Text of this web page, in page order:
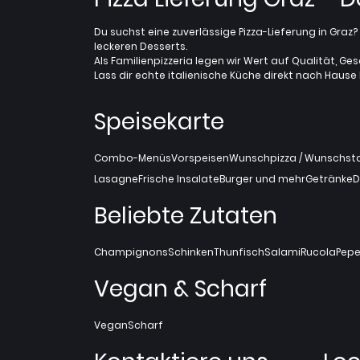
Du suchst eine zuverlässige Pizza-Lieferung in
leckeren Desserts.
Als Familienpizzeria legen wir Wert auf Qualität,
Lass dir echte italienische Küche direkt nach Hause
Speisekarte
Combo-MenüsVorspeisenWunschpizza /
LasagneFrische InsalateBurger und mehrGetränke
Beliebte Zutaten
ChampignonsSchinkenThunfischSalamiRucola
Vegan & Scharf
VeganScharf